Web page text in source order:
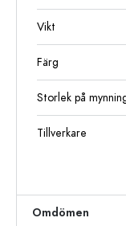
Vikt
Färg
Storlek på
Tillverkare
Omdömen